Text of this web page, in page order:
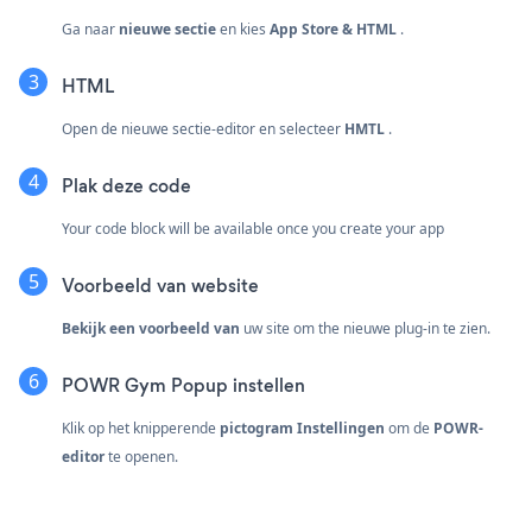
Ga naar nieuwe sectieen kies App Store & HTML .
HTML
Open de nieuwe sectie-editor en selecteer HMTL .
Plak deze code
Your code block will be available once you create your app
Voorbeeld van website
Bekijk een voorbeeld van uw site om the nieuwe plug-in te zien.
POWR Gym Popup instellen
Klik op het knipperende pictogram Instellingen om de POWR-
editorte openen.